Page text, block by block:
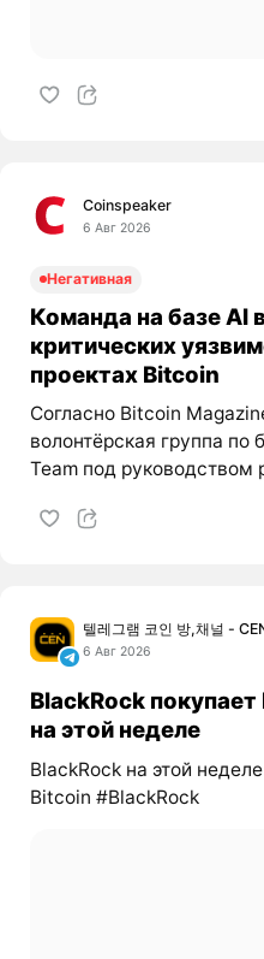
Coinspeaker
6 Авг 2026
Негативная
Команда на базе AI
критических
проектах Bitcoin
Согласно Bitcoin
волонтёрская группа по
Team под руководством
텔레그램 코인 방,채널 -
6 Авг 2026
BlackRock
на этой неделе
BlackRock на этой
Bitcoin #BlackRock